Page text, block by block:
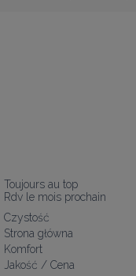
Toujours au top
Rdv le mois prochain
Czystość
Strona główna
Komfort
Jakość / Cena